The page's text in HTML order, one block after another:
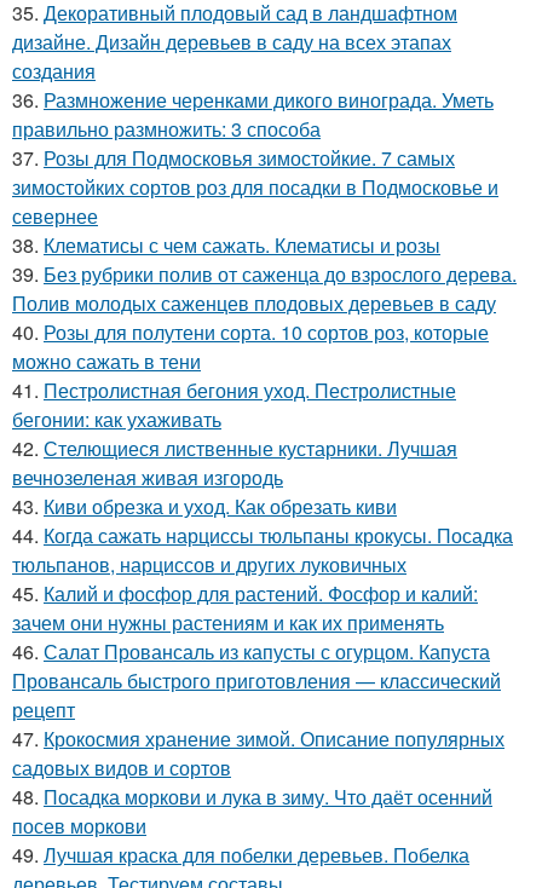
35. Декоративный плодовый сад в ландшафтном
дизайне. Дизайн деревьев в саду на всех этапах
создания
36. Размножение черенками дикого винограда. Уметь
правильно размножить: 3 способа
37. Розы для Подмосковья зимостойкие. 7 самых
зимостойких сортов роз для посадки в Подмосковье и
севернее
38. Клематисы с чем сажать. Клематисы и розы
39. Без рубрики полив от саженца до взрослого дерева.
Полив молодых саженцев плодовых деревьев в саду
40. Розы для полутени сорта. 10 сортов роз, которые
можно сажать в тени
41. Пестролистная бегония уход. Пестролистные
бегонии: как ухаживать
42. Стелющиеся лиственные кустарники. Лучшая
вечнозеленая живая изгородь
43. Киви обрезка и уход. Как обрезать киви
44. Когда сажать нарциссы тюльпаны крокусы. Посадка
тюльпанов, нарциссов и других луковичных
45. Калий и фосфор для растений. Фосфор и калий:
зачем они нужны растениям и как их применять
46. Салат Провансаль из капусты с огурцом. Капуста
Провансаль быстрого приготовления — классический
рецепт
47. Крокосмия хранение зимой. Описание популярных
садовых видов и сортов
48. Посадка моркови и лука в зиму. Что даёт осенний
посев моркови
49. Лучшая краска для побелки деревьев. Побелка